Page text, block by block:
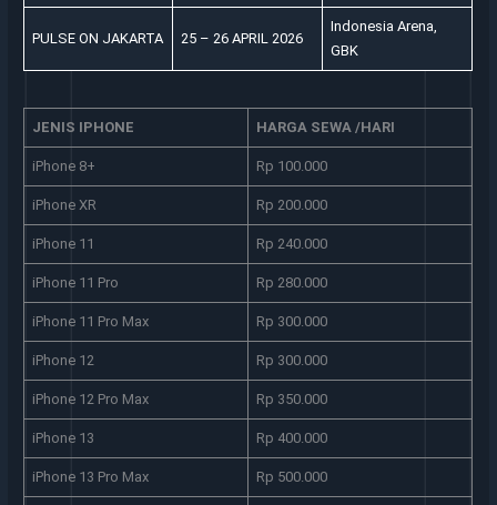
PULSE ON JAKARTA 25 – 26 APRIL 2026
Indonesia Arena,
GBK
JENIS IPHONE HARGA SEWA /HARI
iPhone 8+ Rp 100.000
iPhone XR Rp 200.000
iPhone 11 Rp 240.000
iPhone 11 Pro Rp 280.000
iPhone 11 Pro Max Rp 300.000
iPhone 12 Rp 300.000
iPhone 12 Pro Max Rp 350.000
iPhone 13 Rp 400.000
iPhone 13 Pro Max Rp 500.000